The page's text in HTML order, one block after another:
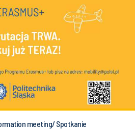
meeting/ Spotkanie